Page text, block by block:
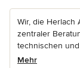
Wir, die Herlach
zentraler
technischen und
Mehr